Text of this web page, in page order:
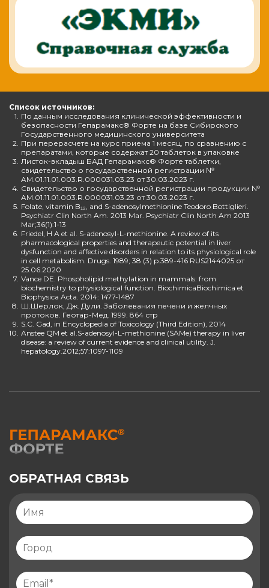
Список источников:
1. По данным исследования клинической эффективности и
безопасности Гепарамакс® Форте на базе Сибирского
Государственного медицинского университета
2. При перерасчете на курс приема 1 месяц, по сравнению с
препаратами, которые содержат 20 таблеток в упаковке
3. Листок-вкладыш БАД Гепарамакс® Форте таблетки,
свидетельство о государственной регистрации №
AM.01.11.01.003.R.000031.03.23 от 30.03.2023 г.
4. Свидетельство о государственной регистрации продукции №
AM.01.11.01.003.R.000031.03.23 от 30.03.2023 г.
5. Folate, vitamin B₁₂, and S-adenosylmethionine Teodoro Bottiglieri.
Psychiatr Clin North Am. 2013 Mar. Psychiatr Clin North Am 2013
Mar;36(1):1-13
6. Friedel, H A et al. S-adenosyl-L-methionine. A review of its
pharmacological properties and therapeutic potential in liver
dysfunction and affective disorders in relation to its physiological role
in cell metabolism. Drugs. 1989; 38 (3) p.389-416 RUS2144025 от
25.06.2020
7. Vance DE. Phospholipid methylation in mammals: from
biochemistry to physiological function. BiochimicaBiochimica et
Biophysica Acta. 2014: 1477-1487
8. Ш.Шерлок, Дж. Дули. Заболевания печени и желчных
протоков. Геотар-Мед. 1999. 864 стр
9. S.C. Gad, in Encyclopedia of Toxicology (Third Edition), 2014
10. Anstee QM et al.S-adenosyl-L-methionine (SAMe) therapy in liver
disease: a review of current evidence and clinical utility. J.
hepatology.2012;57:1097-1109
ОБРАТНАЯ СВЯЗЬ